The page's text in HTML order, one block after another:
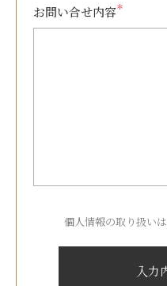
お問い合せ内容＊
個人情報の取り扱いは